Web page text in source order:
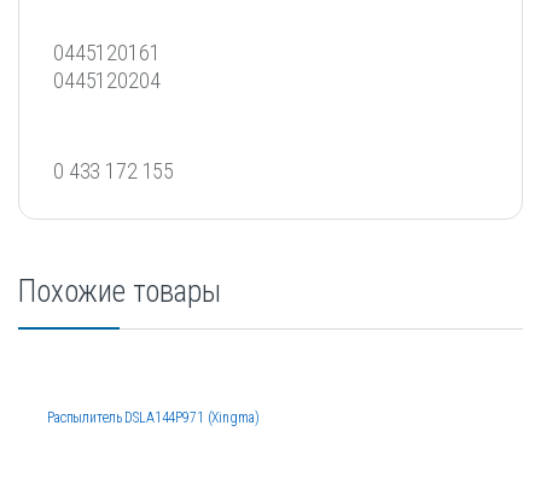
0445120161
0445120204
0 433 172 155
Похожие товары
Распылитель DSLA144P971 (Xingma)